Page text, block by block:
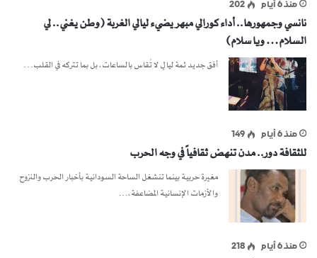
منذ 6 أيام 202
نانسي وجمهورها.. أداء كورالي مبهر يضيء ليالي الغربة (وطن يغني.. لي
السلام… ويا سلام)
أفق جديد ثمة ليالٍ لا تُقاس بالساعات، بل بما تتركه في القلب…
منذ 6 أيام 149
للثقافة دور.. مدن تنهض ثقافياً في وجه الحرب
مغيرة حربية بينما تنشغل الساحة السودانية بأخبار الحرب والنزوح
والأزمات الإنسانية المضاعفة،…
منذ 6 أيام 218